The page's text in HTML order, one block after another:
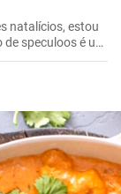
natalícios, estou
speculoos é um
bolachas
da minha